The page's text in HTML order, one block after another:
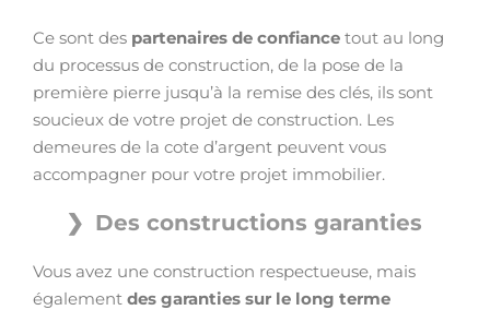
Ce sont des partenaires de confiance tout au long
du processus de construction, de la pose de la
première pierre jusqu’à la remise des clés, ils sont
soucieux de votre projet de construction. Les
demeures de la cote d’argent peuvent vous
accompagner pour votre projet immobilier.
Des constructions garanties
Vous avez une construction respectueuse, mais
également des garanties sur le long terme